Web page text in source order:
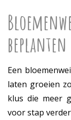
beplanten
Een
laten groeien
klus die meer
voor stap